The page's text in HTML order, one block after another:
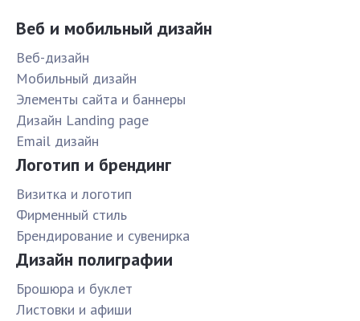
Веб и мобильный дизайн
Веб-дизайн
Мобильный дизайн
Элементы сайта и баннеры
Дизайн Landing page
Email дизайн
Логотип и брендинг
Визитка и логотип
Фирменный стиль
Брендирование и сувенирка
Дизайн полиграфии
Брошюра и буклет
Листовки и афиши